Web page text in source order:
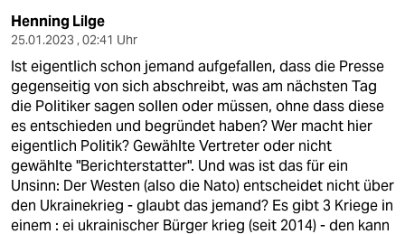
Henning Lilge
25.01.2023 , 02:41 Uhr
Ist eigentlich schon jemand aufgefallen, dass die Presse
gegenseitig von sich abschreibt, was am nächsten Tag
die Politiker sagen sollen oder müssen, ohne dass diese
es entschieden und begründet haben? Wer macht hier
eigentlich Politik? Gewählte Vertreter oder nicht
gewählte "Berichterstatter". Und was ist das für ein
Unsinn: Der Westen (also die Nato) entscheidet nicht über
den Ukrainekrieg - glaubt das jemand? Es gibt 3 Kriege in
einem : ei ukrainischer Bürger krieg (seit 2014) - den kann